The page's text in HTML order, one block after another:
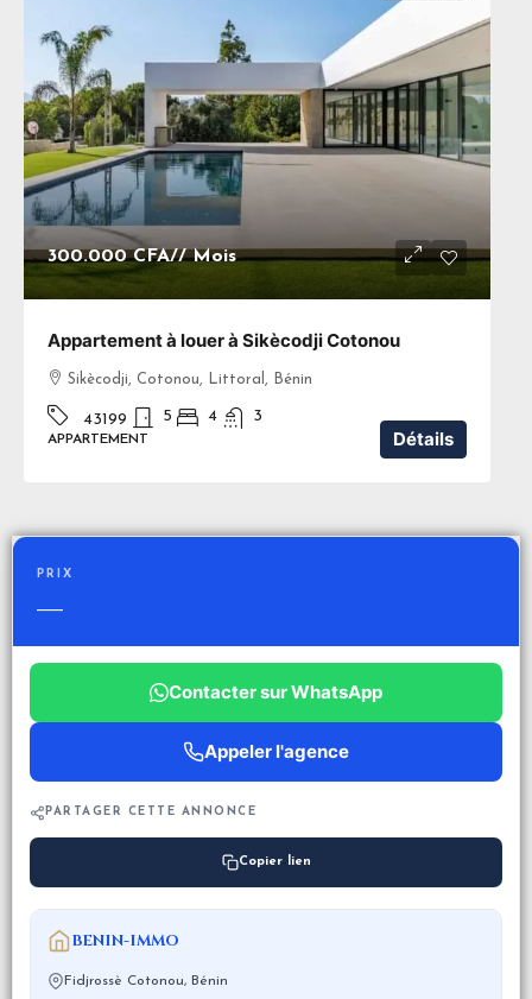
300.000 CFA// Mois
Appartement à louer à Sikècodji Cotonou
Sikècodji, Cotonou, Littoral, Bénin
43199 5 4 3
APPARTEMENT Détails
PRIX
—
Contacter sur WhatsApp
Appeler l'agence
PARTAGER CETTE ANNONCE
Copier lien
BENIN-IMMO
Fidjrossè Cotonou, Bénin